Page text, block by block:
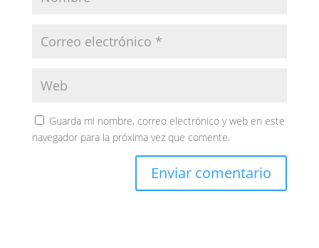
Guarda mi nombre, correo electrónico y web en este
navegador para la próxima vez que comente.